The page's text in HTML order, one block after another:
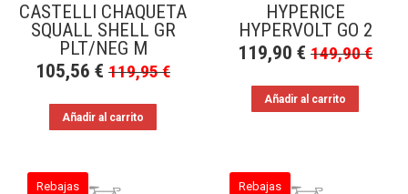
CASTELLI CHAQUETA
SQUALL SHELL GR
PLT/NEG M
105,56 € 119,95€
Añadir al carrito
HYPERICE
HYPERVOLT GO 2
119,90 € 149,90€
Añadir al carrito
Rebajas Rebajas